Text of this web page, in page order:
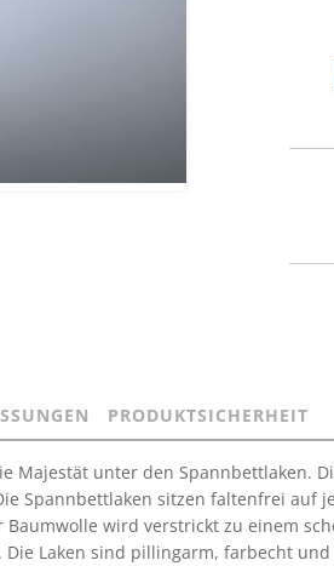
PRODUKTSICHERHEIT
Majestät unter den Spannbettlaken.
Spannbettlaken sitzen faltenfrei auf
wird verstrickt zu einem
Laken sind pillingarm, farbecht